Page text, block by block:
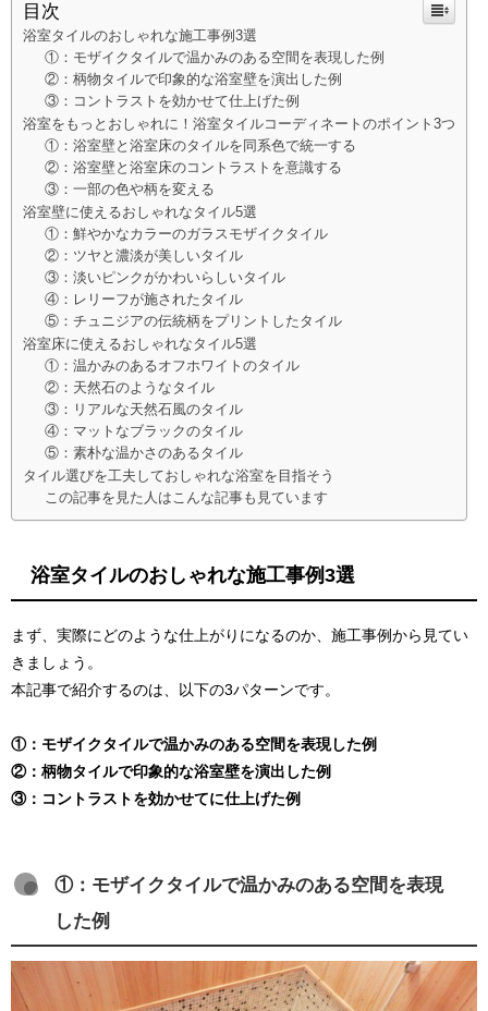
目次
浴室タイルのおしゃれな施工事例3選
①：モザイクタイルで温かみのある空間を表現した例
②：柄物タイルで印象的な浴室壁を演出した例
③：コントラストを効かせて仕上げた例
浴室をもっとおしゃれに！浴室タイルコーディネートのポイント3つ
①：浴室壁と浴室床のタイルを同系色で統一する
②：浴室壁と浴室床のコントラストを意識する
③：一部の色や柄を変える
浴室壁に使えるおしゃれなタイル5選
①：鮮やかなカラーのガラスモザイクタイル
②：ツヤと濃淡が美しいタイル
③：淡いピンクがかわいらしいタイル
④：レリーフが施されたタイル
⑤：チュニジアの伝統柄をプリントしたタイル
浴室床に使えるおしゃれなタイル5選
①：温かみのあるオフホワイトのタイル
②：天然石のようなタイル
③：リアルな天然石風のタイル
④：マットなブラックのタイル
⑤：素朴な温かさのあるタイル
タイル選びを工夫しておしゃれな浴室を目指そう
この記事を見た人はこんな記事も見ています
浴室タイルのおしゃれな施工事例3選
まず、実際にどのような仕上がりになるのか、施工事例から見てい
きましょう。
本記事で紹介するのは、以下の3パターンです。
①：モザイクタイルで温かみのある空間を表現した例
②：柄物タイルで印象的な浴室壁を演出した例
③：コントラストを効かせてに仕上げた例
①：モザイクタイルで温かみのある空間を表現
した例